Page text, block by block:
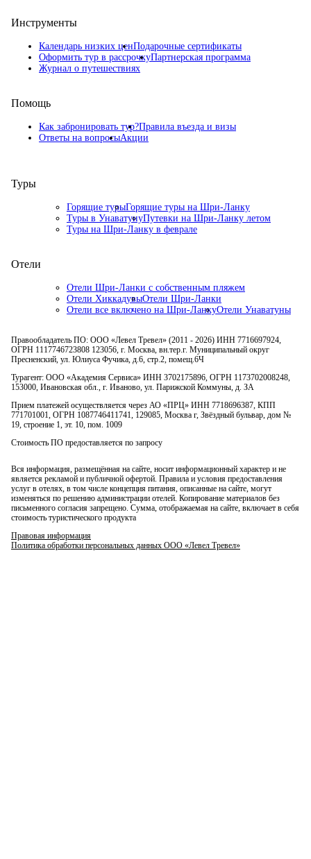
Инструменты
Календарь низких ценПодарочные сертификаты
Оформить тур в рассрочкуПартнерская программа
Журнал о путешествиях
Помощь
Как забронировать тур?Правила въезда и визы
Ответы на вопросыАкции
Туры
Горящие турыГорящие туры на Шри-Ланку
Туры в УнаватунуПутевки на Шри-Ланку летом
Туры на Шри-Ланку в феврале
Отели
Отели Шри-Ланки с собственным пляжем
Отели ХиккадувыОтели Шри-Ланки
Отели все включено на Шри-ЛанкуОтели Унаватуны
Правообладатель ПО: ООО «Левел Тревел» (2011 - 2026) ИНН 7716697924,
ОГРН 1117746723808 123056, г. Москва, вн.тер.г. Муниципальный округ
Пресненский, ул. Юлиуса Фучика, д.6, стр.2, помещ.6Ч
Турагент: ООО «Академия Сервиса» ИНН 3702175896, ОГРН 1173702008248,
153000, Ивановская обл., г. Иваново, ул. Парижской Коммуны, д. ЗА
Прием платежей осуществляется через АО «ПРЦ» ИНН 7718696387, КПП
771701001, ОГРН 1087746411741, 129085, Москва г, Звёздный бульвар, дом №
19, строение 1, эт. 10, пом. 1009
Стоимость ПО предоставляется по запросу
Вся информация, размещённая на сайте, носит информационный характер и не
является рекламой и публичной офертой. Правила и условия предоставления
услуг в отелях, в том числе концепция питания, описанные на сайте, могут
изменяться по решению администрации отелей. Копирование материалов без
письменного согласия запрещено. Сумма, отображаемая на сайте, включает в себя
стоимость туристического продукта
Правовая информация
Политика обработки персональных данных ООО «Левел Тревел»